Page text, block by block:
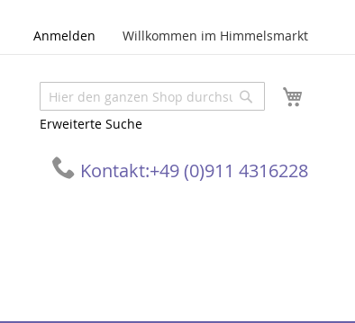
Anmelden Willkommen im Himmelsmarkt
Suche
Erweiterte Suche
Suche
Kontakt:+49 (0)911 4316228